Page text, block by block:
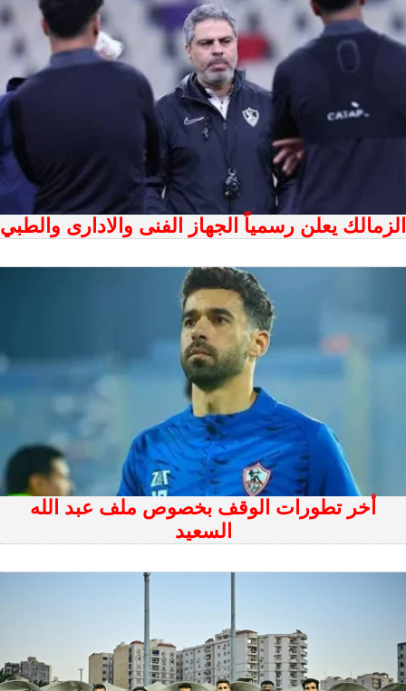
الزمالك يعلن رسمياً الجهاز الفنى والادارى والطبي
أخر تطورات الوقف بخصوص ملف عبد الله
السعيد